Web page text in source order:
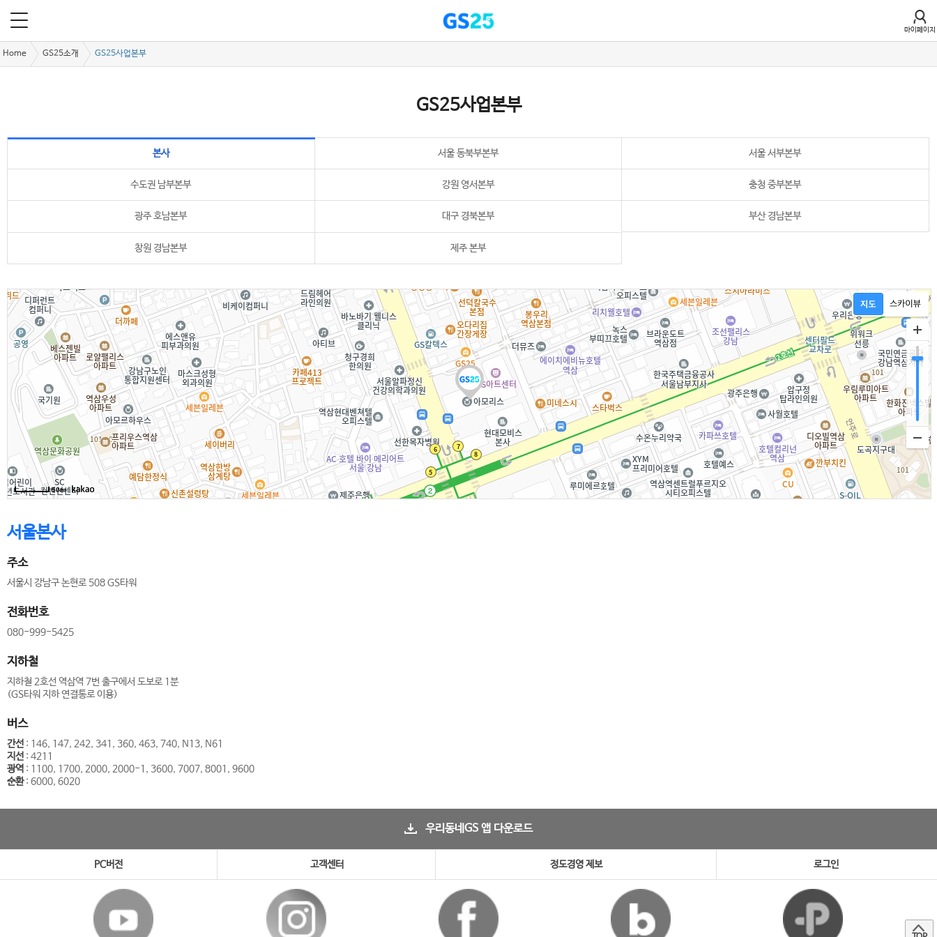
마이페이지
Home GS25소개 GS25사업본부
GS25사업본부
본사 서울 동북부본부 서울 서부본부
수도권 남부본부 강원 영서본부 충청 중부본부
광주 호남본부 대구 경북본부 부산 경남본부
창원 경남본부 제주 본부
50m
서울본사
주소
서울시 강남구 논현로 508 GS타워
전화번호
080-999-5425
지하철
지하철 2호선 역삼역 7번 출구에서 도보로 1분
(GS타워 지하 연결통로 이용)
버스
간선 : 146, 147, 242, 341, 360, 463, 740, N13, N61
지선 : 4211
광역 : 1100, 1700, 2000, 2000-1, 3600, 7007, 8001, 9600
순환: 6000, 6020
우리동네GS 앱 다운로드
PC버전 고객센터 정도경영 제보 로그인